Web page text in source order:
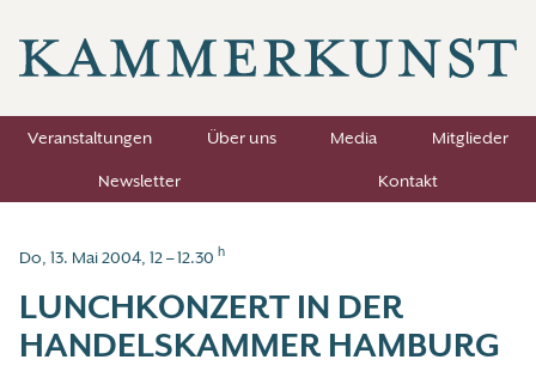
Veranstaltungen Über uns Media
Mitglieder
Newsletter
Kontakt
Do, 13. Mai 2004, 12 – 12.30 h
LUNCHKONZERT IN DER
HANDELSKAMMER HAMBURG